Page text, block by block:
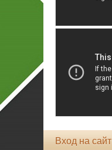
Вход на сайт